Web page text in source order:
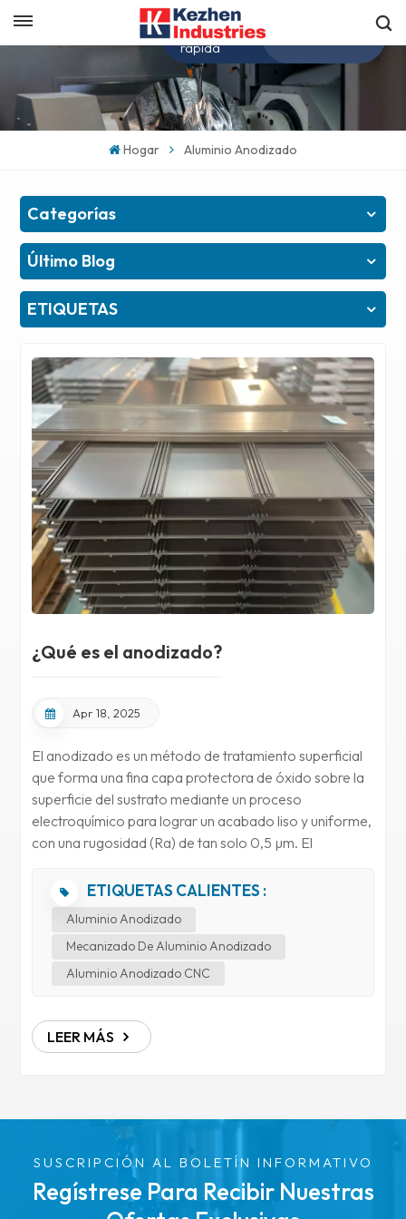
Español
English
日本語
한국의
Obtenga una cotización
rápida
Hogar Aluminio Anodizado
Categorías
Último Blog
ETIQUETAS
¿Qué es el anodizado?
Apr 18, 2025
El anodizado es un método de tratamiento superficial
que forma una fina capa protectora de óxido sobre la
superficie del sustrato mediante un proceso
electroquímico para lograr un acabado liso y uniforme,
con una rugosidad (Ra) de tan solo 0,5 µm. El
corrosión, la resistencia al desgaste y la estética de los
accesorios de aleación de aluminio, magnesio y titanio.
es ampliamente utilizado en diversas industrias como
dispositivos médicos, comunicaciones electrónicas,
agrícola, etc.
ETIQUETAS CALIENTES :
Aluminio Anodizado
Mecanizado De Aluminio Anodizado
Aluminio Anodizado CNC
LEER MÁS
SUSCRIPCIÓN AL BOLETÍN INFORMATIVO
Regístrese Para Recibir Nuestras